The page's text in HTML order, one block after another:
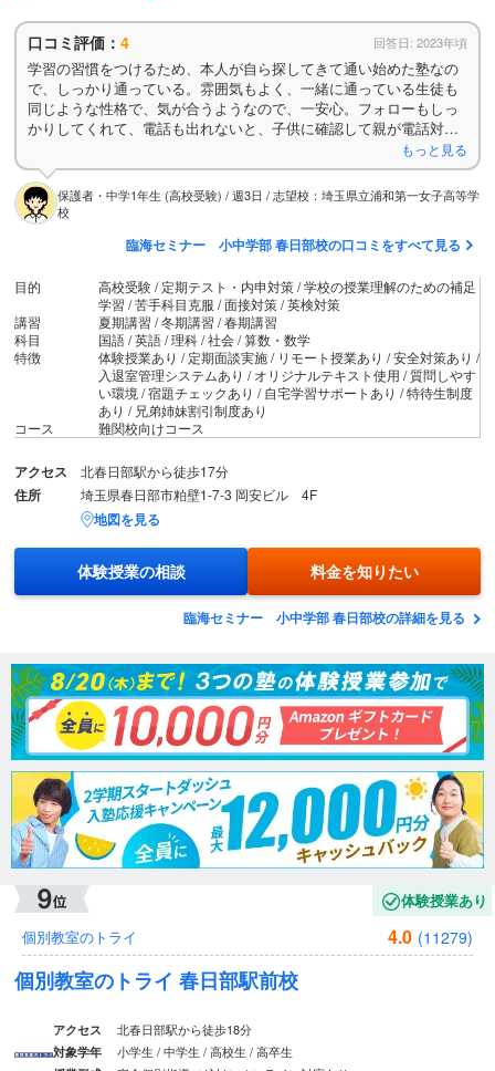
口コミ評価： 4 回答日: 2023年頃
学習の習慣をつけるため、本人が自ら探してきて通い始めた塾なの
で、しっかり通っている。雰囲気もよく、一緒に通っている生徒も
同じような性格で、気が合うようなので、一安心。フォローもしっ
かりしてくれて、電話も出れないと、子供に確認して親が電話対応
もっと見る
保護者・中学1年生 (高校受験) / 週3日 / 志望校：埼玉県立浦和第一女子高等学
校
臨海セミナー 小中学部 春日部校の口コミをすべて見る
目的
高校受験 / 定期テスト・内申対策 / 学校の授業理解のための補足
学習 / 苦手科目克服 / 面接対策 / 英検対策
講習
夏期講習 / 冬期講習 / 春期講習
科目
国語 / 英語 / 理科 / 社会 / 算数・数学
特徴
体験授業あり / 定期面談実施 / リモート授業あり / 安全対策あり /
入退室管理システムあり / オリジナルテキスト使用 / 質問しやす
い環境 / 宿題チェックあり / 自宅学習サポートあり / 特待生制度
あり / 兄弟姉妹割引制度あり
コース
難関校向けコース
アクセス 北春日部駅から徒歩17分
住所 埼玉県春日部市粕壁1-7-3 岡安ビル 4F
地図を見る
体験授業の相談 料金を知りたい
臨海セミナー 小中学部 春日部校の詳細を見る
体験授業あり
個別教室のトライ
4.0 (11279)
個別教室のトライ 春日部駅前校
アクセス 北春日部駅から徒歩18分
対象学年 小学生 / 中学生 / 高校生 / 高卒生